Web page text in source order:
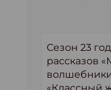
Cезон 23
рассказов